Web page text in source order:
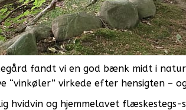
fandt vi en god bænk midt i
“vinkøler” virkede efter hensigten –
hvidvin og hjemmelavet flæskestegs-